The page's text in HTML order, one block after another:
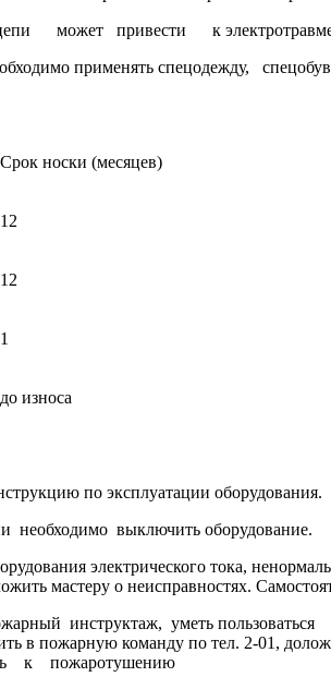
может привести к
применять спецодежду,
Срок носки (месяцев)
12
12
1
до износа
по эксплуатации оборудования.
выключить оборудование.
электрического тока,
мастеру о неисправностях.
инструктаж, уметь
в пожарную команду по тел. 2-01,
к пожаротушению